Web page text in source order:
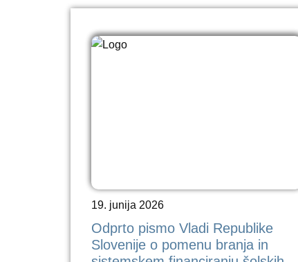
19. junija 2026
Odprto pismo Vladi Republike
Slovenije o pomenu branja in